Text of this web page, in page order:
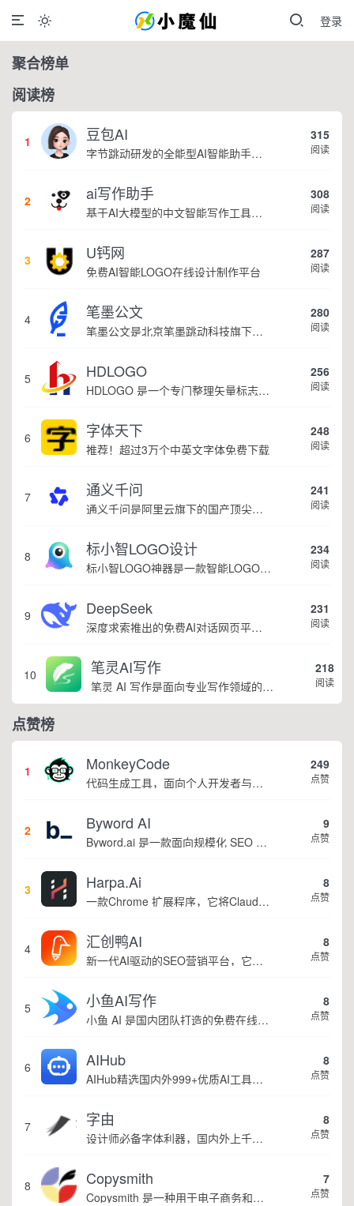
登录

聚合榜单
阅读榜
1 豆包AI
字节跳动研发的全能型AI智能助手，提供智能对话、知识问答、内容创作、学习办公等一站式AI服务
315
阅读
2 ai写作助手
基于AI大模型的中文智能写作工具，面向学生、自媒体、职场人士提供一站式文本创作服务 核心定位 AI写作助手是依托人工智能技术打造的创作辅助平台，专注中文文本生成与优化，帮助用户快速完成各类文案、文章、论文等内容创作，提升写作效率 核心功能 ...
308
阅读
3 U钙网
免费AI智能LOGO在线设计制作平台
287
阅读
4 笔墨公文
笔墨公文是北京笔墨跳动科技旗下垂直公文赛道 AIGC 创作平台，深耕体制公文专业场景，依托海量标准公文语料训练专属大模型。平台整合 AI 公文生成、全维度智能校对、范文库、实时更新素材库、标准化公文模板五大核心板块，兼顾公文快速撰写、文稿合...
280
阅读
5 HDLOGO
HDLOGO 是一个专门整理矢量标志和图标的网站，提供各类品牌和公司的矢量标志下载服务，主要面向设计师、营销人员和企业用户，帮他们获取高质量的品牌标识资源。
256
阅读
6 字体天下
推荐！超过3万个中英文字体免费下载
248
阅读
7 通义千问
通义千问是阿里云旗下的国产顶尖全能AI大模型
241
阅读
8 标小智LOGO设计
标小智LOGO神器是一款智能LOGO在线设计生成器，是国内领先的品牌LOGO创建平台，超过500万用户都在用的ai智能logo设计神器! 只需简单3步(输入公司/品牌名称、选择相关行业、选择适合的色系和字体风格)，标小智LOGO神器便能为你...
234
阅读
9 DeepSeek
深度求索推出的免费AI对话网页平台，提供高性能大模型在线对话服务
231
阅读
10 笔灵AI写作
笔灵 AI 写作是面向专业写作领域的智能写作工具
218
阅读
点赞榜
1 MonkeyCode
代码生成工具，面向个人开发者与研发团队，依托多模型兼容、规范管控、云端隔离环境实现全流程智能化开发。
249
点赞
2 Byword AI
Byword.ai 是一款面向规模化 SEO 内容创作的 AI 文章写作平台，集成关键词调研、AI 撰稿、SEO 优化、一键发布等全链路能力。平台支持品牌文风复刻、批量产出内容，兼容数十种语言，可对接主流内容管理系统与办公工具，目前全球已有...
9
点赞
3 Harpa.Ai
一款Chrome 扩展程序，它将Claude、ChatGPT集成到您的网络浏览器中。 ChatGPT可以根据给定的提示或上下文生成类似人类的文本，并可用于各种自然语言处理任务。
8
点赞
4 汇创鸭AI
新一代AI驱动的SEO营销平台，它通过导入已有产品素材，AI自主学习，批量自动创作高质量营销内容并自动发布至小红书、头条等自媒体平台,提升搜索引擎收录，增加曝光率。
8
点赞
5 小鱼AI写作
小鱼 AI 是国内团队打造的免费在线智能写作平台，主打安全稳定、性能出色，面向自媒体人、学生及各类创作者，提供个性化定制创作服务，助力用户高效产出优质原创内容。平台内置 435 余款写作模板，覆盖多领域创作场景，全方位满足不同人群的写作需求...
8
点赞
6 AIHub
AIHub精选国内外999+优质AI工具、资源和资讯，包括AI绘画工具、AI写作工具、AI聊天工具、AI音视频工具、AI办公工具、AI游戏制作工具、AI营销工具等AI工具大全。我们希望通过努力，让更多个人和企业，了解人工智能，用好人工智能，...
8
点赞
7 字由
设计师必备字体利器，国内外上千款精选字体
8
点赞
8 Copysmith
Copysmith 是一种用于电子商务和企业的 AI 内容创建软件工具。借助此 AI 工具，企业可以扩展营销内容的创建和分发。
7
点赞